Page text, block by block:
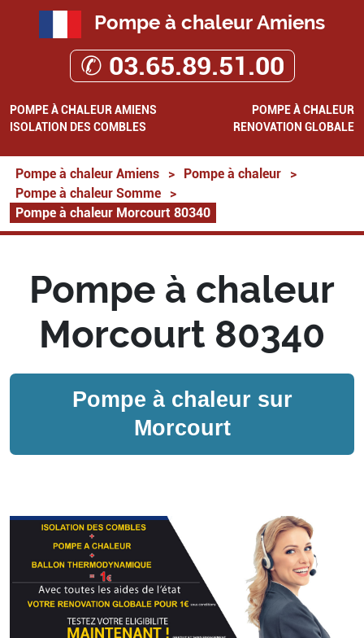
Pompe à chaleur Amiens
✆ 03.65.89.51.00
POMPE À CHALEUR AMIENS
POMPE À CHALEUR
ISOLATION DES COMBLES
RENOVATION GLOBALE
Pompe à chaleur Amiens > Pompe à chaleur
>
Pompe à chaleur Somme
>
Pompe à chaleur Morcourt 80340
Pompe à chaleur
Morcourt 80340
Pompe à chaleur sur
Morcourt